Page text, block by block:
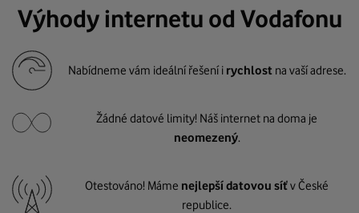
Výhody internetu od Vodafonu
Nabídneme vám ideální řešení i rychlost na vaší adrese.
Žádné datové limity! Náš internet na doma je
neomezený.
Otestováno! Máme nejlepší datovou síťv České
republice.